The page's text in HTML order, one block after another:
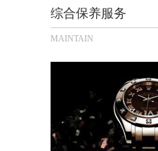
综合保养服务
MAINTAIN